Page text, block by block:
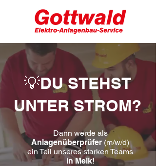
💡DU STEHST
UNTER STROM?
Dann werde als
Anlagenüberprüfer (m/w/d)
ein Teil unseres starken Teams
in Melk!